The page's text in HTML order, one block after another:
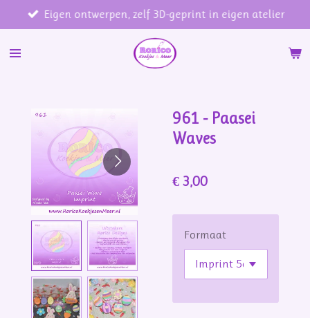
direct
naar
Eigen ontwerpen, zelf 3D-geprint in eigen atelier
961 - Paasei
Waves
€ 3,00
Formaat